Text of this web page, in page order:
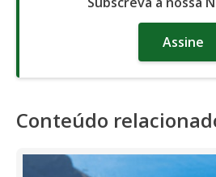
Assine
Conteúdo